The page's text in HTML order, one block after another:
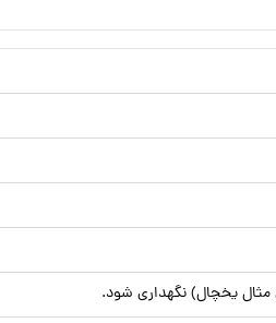
یخچال) نگهداری شود.